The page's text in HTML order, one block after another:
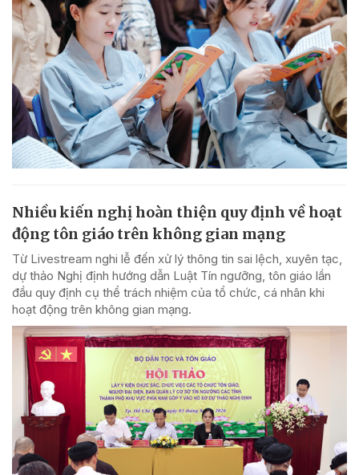
Nhiều kiến nghị hoàn thiện quy định về hoạt
động tôn giáo trên không gian mạng
Từ Livestream nghi lễ đến xử lý thông tin sai lệch, xuyên tạc,
dự thảo Nghị định hướng dẫn Luật Tín ngưỡng, tôn giáo lần
đầu quy định cụ thể trách nhiệm của tổ chức, cá nhân khi
hoạt động trên không gian mạng.